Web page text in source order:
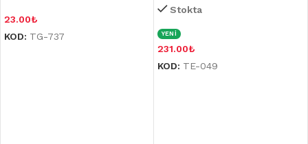
23.00₺
KOD: TG-737
Stokta
YENİ
231.00₺
KOD: TE-049